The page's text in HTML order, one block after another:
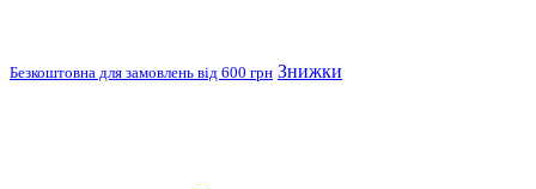
Безкоштовна для замовлень від 600 грн Знижки